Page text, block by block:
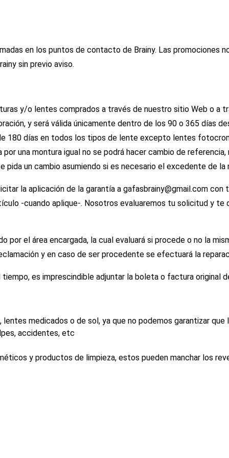
en los puntos de contacto de Brainy. Las promociones
sin previo aviso.
y/o lentes comprados a través de nuestro sitio Web o a
y será válida únicamente dentro de los 90 o 365 días
180 días en todos los tipos de lente excepto lentes
una montura igual no se podrá hacer cambio de
un cambio asumiendo si es necesario el excedente de la
la aplicación de la garantía a gafasbrainy@gmail.com con
-cuando aplique-. Nosotros evaluaremos tu solicitud y te
por el área encargada, la cual evaluará si procede o no la
y en caso de ser procedente se efectuará la
es imprescindible adjuntar la boleta o factura original
medicados o de sol, ya que no podemos garantizar
accidentes, etc
y productos de limpieza, estos pueden manchar los